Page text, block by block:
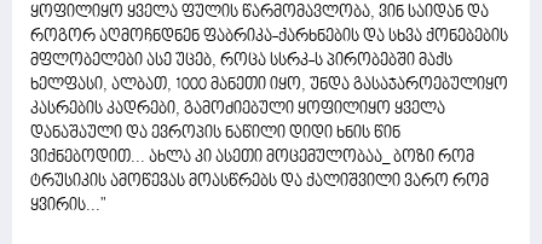
ყოფილიყო ყველა ფულის წარმომავლობა, ვინ საიდან და
როგორ აღმოჩნდნენ ფაბრიკა-ქარხნების და სხვა ქონებების
მფლობელები ასე უცებ, როცა სსრკ-ს პირობებში მაქს
ხელფასი, ალბათ, 1000 მანეთი იყო, უნდა გასაჯაროებულიყო
კასრების კადრები, გამოძიებული ყოფილიყო ყველა
დანაშაული და ევროპის ნაწილი დიდი ხნის წინ
ვიქნებოდით... ახლა კი ასეთი მოცემულობაა_ ბოზი რომ
ტრუსიკის ამოწევას მოასწრებს და ქალიშვილი ვარო რომ
ყვირის..."